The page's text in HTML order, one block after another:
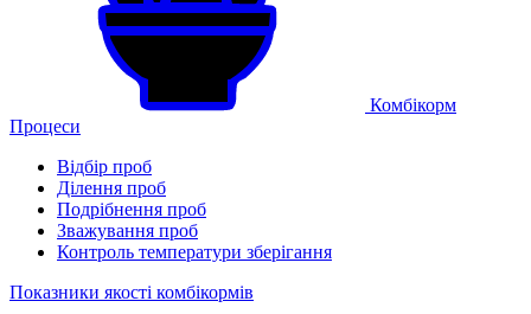
Комбікорм
Процеси
Відбір проб
Ділення проб
Подрібнення проб
Зважування проб
Контроль температури зберігання
Показники якості комбікормів